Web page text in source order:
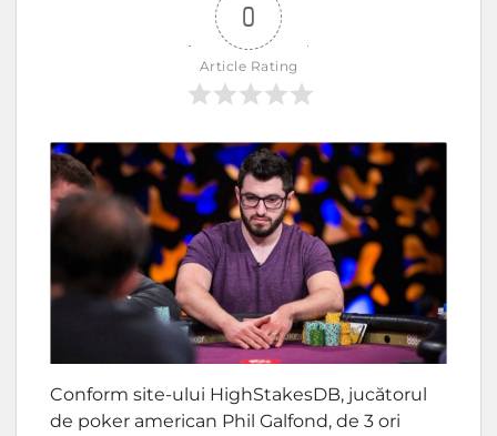
0
Article Rating
Conform site-ului HighStakesDB, jucătorul
de poker american Phil Galfond, de 3 ori